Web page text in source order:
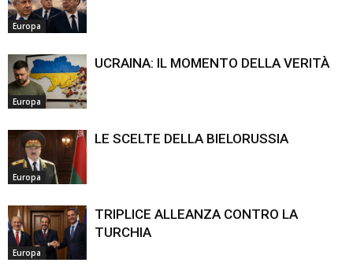
Europa
Europa
UCRAINA: IL MOMENTO DELLA VERITÀ
Europa
LE SCELTE DELLA BIELORUSSIA
Europa
TRIPLICE ALLEANZA CONTRO LA
TURCHIA